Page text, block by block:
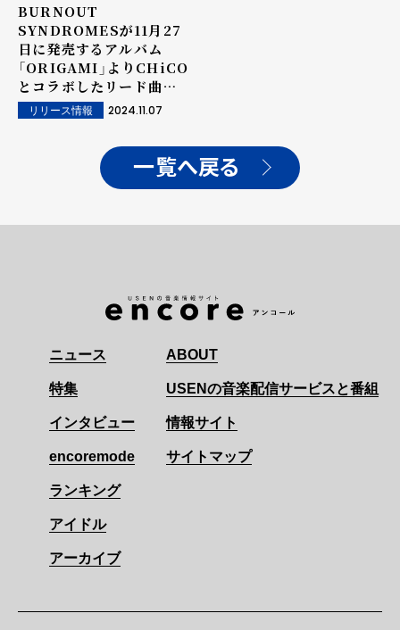
BURNOUT
SYNDROMESが11月27
日に発売するアルバム
「ORIGAMI」よりCHiCO
とコラボしたリード曲
「Xross Road」の先行配
信日が決定！あわせて新A
リリース情報 2024.11.07
一覧へ戻る
ニュース
特集
インタビュー
encoremode
ランキング
アイドル
アーカイブ
ABOUT
USENの音楽配信サービスと番組
情報サイト
サイトマップ